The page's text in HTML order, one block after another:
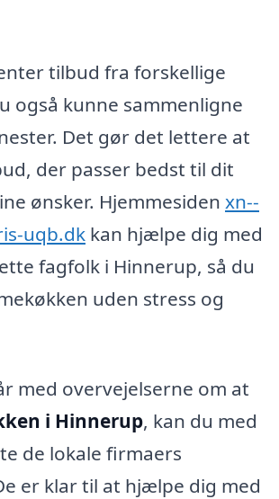
tilbud fra forskellige
også kunne sammenligne
Det gør det lettere at
der passer bedst til dit
ønsker. Hjemmesiden xn--
uqb.dk kan hjælpe dig med
fagfolk i Hinnerup, så du
uden stress og
med overvejelserne om at
i Hinnerup, kan du med
de lokale firmaers
er klar til at hjælpe dig med